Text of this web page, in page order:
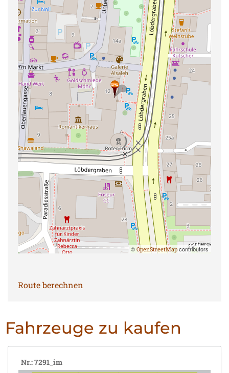
© OpenStreetMap contributors
Route berechnen
Fahrzeuge zu kaufen
Nr.: 7291_im